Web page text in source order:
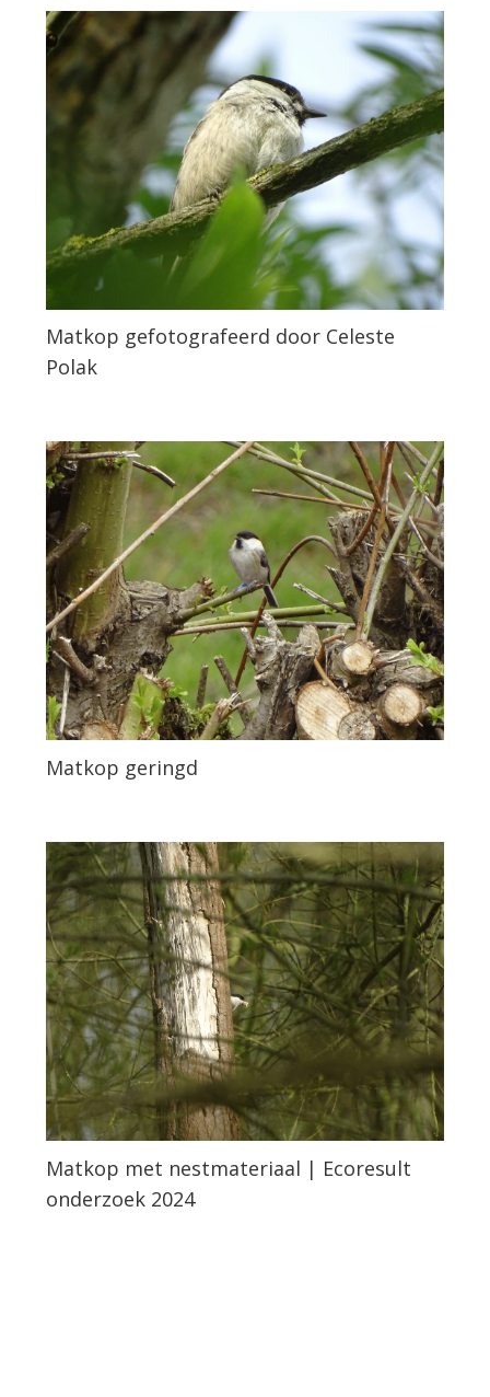
Matkop gefotografeerd door Celeste
Polak
Matkop geringd
Matkop met nestmateriaal | Ecoresult
onderzoek 2024